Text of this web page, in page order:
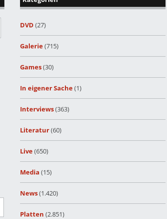
DVD (27)
Galerie(715)
Games(30)
In eigener Sache(1)
Interviews(363)
Literatur(60)
Live(650)
Media (15)
News(1.420)
Platten (2.851)